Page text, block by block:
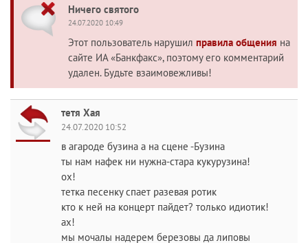
Ничего святого
24.07.2020 10:49
Этот пользователь нарушил правила общения на
сайте ИА «Банкфакс», поэтому его комментарий
удален. Будьте взаимовежливы!
тетя Хая
24.07.2020 10:52
в агароде бузина а на сцене -Бузина
ты нам нафек ни нужна-стара кукурузина!
ох!
тетка песенку спает разевая ротик
кто к ней на концерт пайдет? только идиотик!
ах!
мы мочалы надерем березовы да липовы